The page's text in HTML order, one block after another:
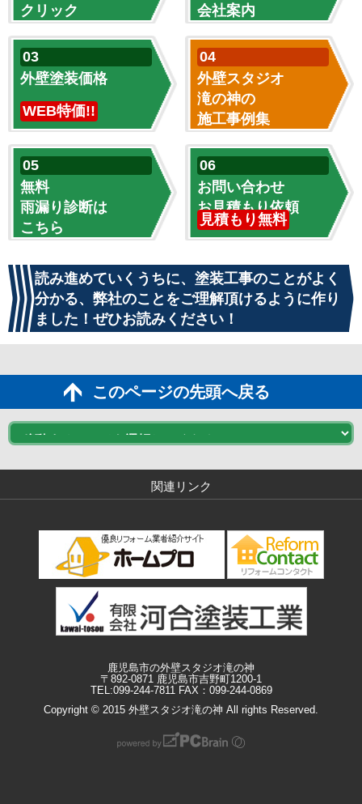
クリック
会社案内
外壁塗装価格
WEB特価!!
外壁スタジオ
滝の神の
施工事例集
無料
雨漏り診断は
こちら
お問い合わせ
お見積もり依頼
見積もり無料
読み進めていくうちに、塗装工事のことがよく
分かる、弊社のことをご理解頂けるように作り
ました！ぜひお読みください！
このページの先頭へ戻る
関連リンク
鹿児島市の外壁スタジオ滝の神
〒892-0871 鹿児島市吉野町1200-1
TEL:099-244-7811 FAX：099-244-0869
Copyright © 2015 外壁スタジオ滝の神 All rights Reserved.